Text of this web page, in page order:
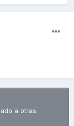
a otras